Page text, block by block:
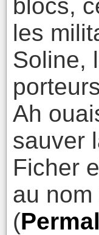
blocs,
les
Soline,
Ah
sauver
Ficher
au
(